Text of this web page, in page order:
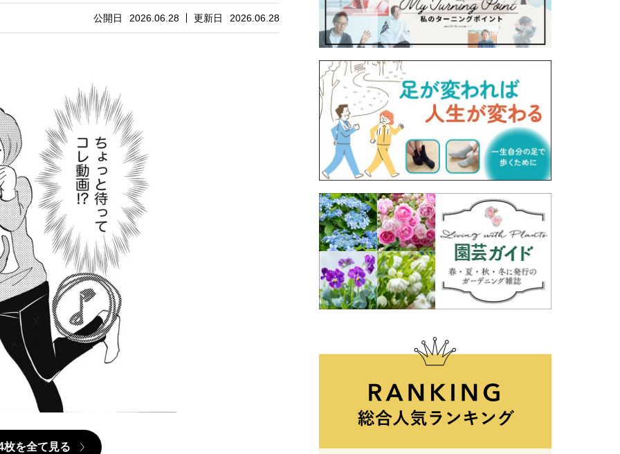
公開日 2026.06.28 更新日 2026.06.28
枚を全て見る